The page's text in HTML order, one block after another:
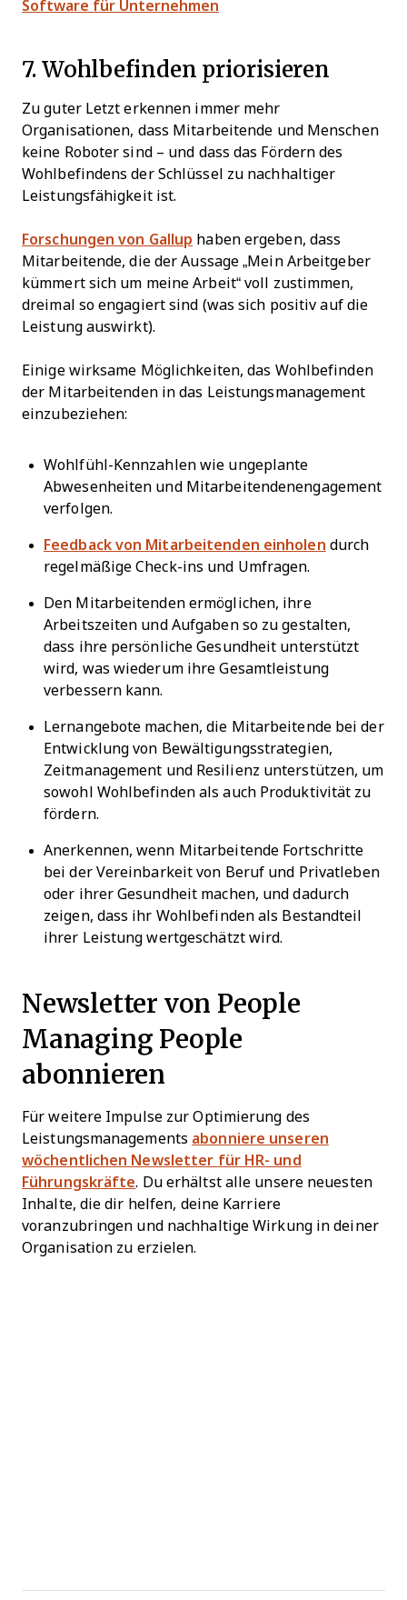
Software für Unternehmen
7. Wohlbefinden priorisieren
Zu guter Letzt erkennen immer mehr
Organisationen, dass Mitarbeitende und Menschen
keine Roboter sind – und dass das Fördern des
Wohlbefindens der Schlüssel zu nachhaltiger
Leistungsfähigkeit ist.
Forschungen von Gallup haben ergeben, dass
Mitarbeitende, die der Aussage „Mein Arbeitgeber
kümmert sich um meine Arbeit“ voll zustimmen,
dreimal so engagiert sind (was sich positiv auf die
Leistung auswirkt).
Einige wirksame Möglichkeiten, das Wohlbefinden
der Mitarbeitenden in das Leistungsmanagement
einzubeziehen:
Wohlfühl-Kennzahlen wie ungeplante
Abwesenheiten und Mitarbeitendenengagement
verfolgen.
Feedback von Mitarbeitenden einholen durch
regelmäßige Check-ins und Umfragen.
Den Mitarbeitenden ermöglichen, ihre
Arbeitszeiten und Aufgaben so zu gestalten,
dass ihre persönliche Gesundheit unterstützt
wird, was wiederum ihre Gesamtleistung
verbessern kann.
Lernangebote machen, die Mitarbeitende bei der
Entwicklung von Bewältigungsstrategien,
Zeitmanagement und Resilienz unterstützen, um
sowohl Wohlbefinden als auch Produktivität zu
fördern.
Anerkennen, wenn Mitarbeitende Fortschritte
bei der Vereinbarkeit von Beruf und Privatleben
oder ihrer Gesundheit machen, und dadurch
zeigen, dass ihr Wohlbefinden als Bestandteil
ihrer Leistung wertgeschätzt wird.
Newsletter von People
Managing People
abonnieren
Für weitere Impulse zur Optimierung des
Leistungsmanagements abonniere unseren
wöchentlichen Newsletter für HR- und
Führungskräfte. Du erhältst alle unsere neuesten
Inhalte, die dir helfen, deine Karriere
voranzubringen und nachhaltige Wirkung in deiner
Organisation zu erzielen.